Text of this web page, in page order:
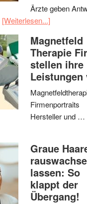
Ärzte geben
[Weiterlesen...]
Magnetfeld
Therapie
stellen ihre
Leistungen
Firmenportraits
Hersteller und …
Graue
lassen: So
klappt der
Übergang!